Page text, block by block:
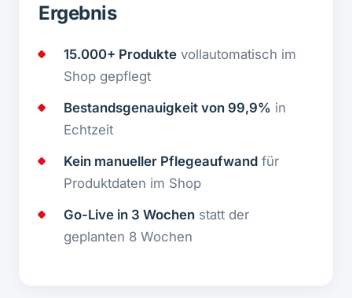
Ergebnis
15.000+ Produkte vollautomatisch im
Shop gepflegt
Bestandsgenauigkeit von 99,9% in
Echtzeit
Kein manueller Pflegeaufwand für
Produktdaten im Shop
Go-Live in 3 Wochen statt der
geplanten 8 Wochen